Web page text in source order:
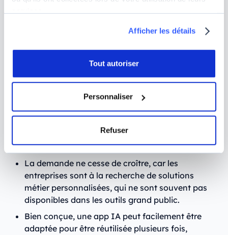
Afficher les détails
Tout autoriser
Personnaliser
Refuser
pour vous permettre de vous concentrer sur des
tâches à plus forte valeur ajoutée. Et les seules
limites ici, ce sont celles de votre imagination :
ou même automatisation des réponses de votre
service client, vous pourrez tout faire faire à l’IA, ou
presque. L’avantage ? Vous gagnerez un temps
expérience client ou utilisateur.
La demande ne cesse de croître, car les
entreprises sont à la recherche de solutions
métier personnalisées, qui ne sont souvent pas
disponibles dans les outils grand public.
Bien conçue, une app IA peut facilement être
adaptée pour être réutilisée plusieurs fois,